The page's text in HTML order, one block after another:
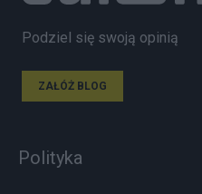
Podziel się swoją opinią
ZAŁÓŻ BLOG
Polityka